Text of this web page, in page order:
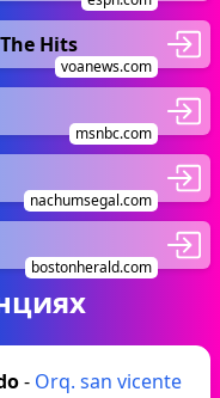
Hits
voanews.com
msnbc.com
nachumsegal.com
bostonherald.com
- Orq. san vicente